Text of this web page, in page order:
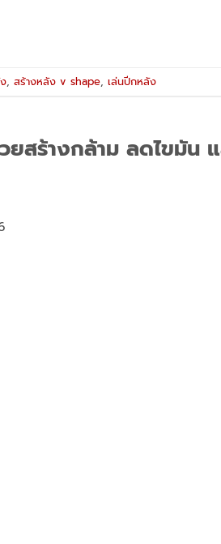
, สร้างหลัง v shape, เล่นปีกหลัง
สร้างกล้าม ลดไขมัน